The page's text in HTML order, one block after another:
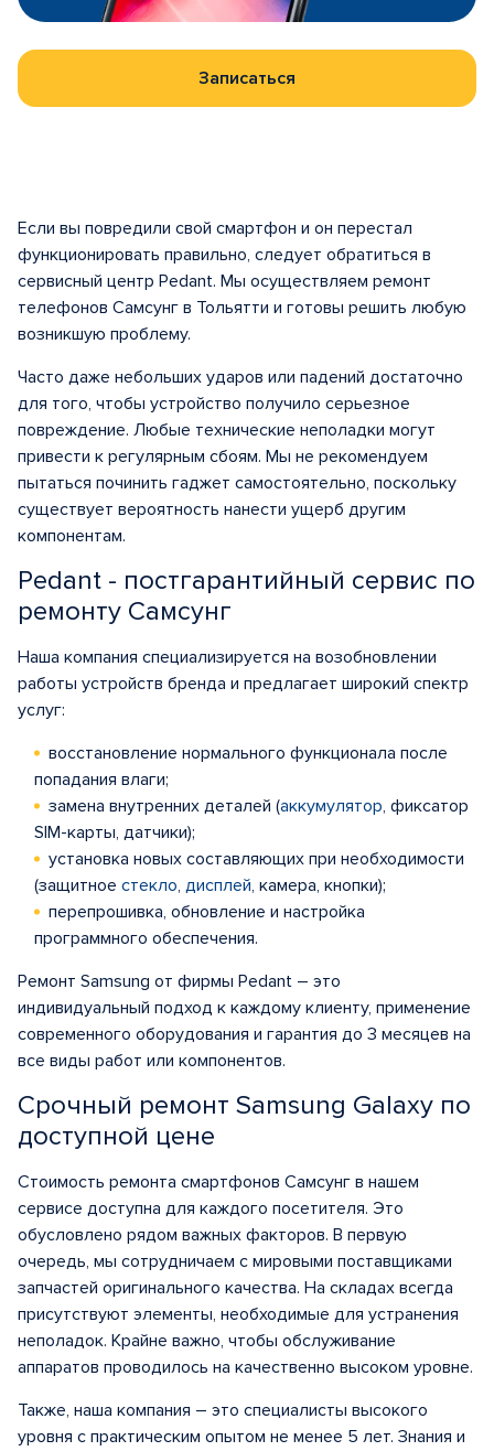
Записаться
Если вы повредили свой смартфон и он перестал
функционировать правильно, следует обратиться в
сервисный центр Pedant. Мы осуществляем ремонт
телефонов Самсунг в Тольятти и готовы решить любую
возникшую проблему.
Часто даже небольших ударов или падений достаточно
для того, чтобы устройство получило серьезное
повреждение. Любые технические неполадки могут
привести к регулярным сбоям. Мы не рекомендуем
пытаться починить гаджет самостоятельно, поскольку
существует вероятность нанести ущерб другим
компонентам.
Pedant - постгарантийный сервис по
ремонту Самсунг
Наша компания специализируется на возобновлении
работы устройств бренда и предлагает широкий спектр
услуг:
восстановление нормального функционала после
попадания влаги;
замена внутренних деталей (аккумулятор, фиксатор
SIM-карты, датчики);
установка новых составляющих при необходимости
(защитное стекло, дисплей, камера, кнопки);
перепрошивка, обновление и настройка
программного обеспечения.
Ремонт Samsung от фирмы Pedant – это
индивидуальный подход к каждому клиенту, применение
современного оборудования и гарантия до 3 месяцев на
все виды работ или компонентов.
Срочный ремонт Samsung Galaxy по
доступной цене
Стоимость ремонта смартфонов Самсунг в нашем
сервисе доступна для каждого посетителя. Это
обусловлено рядом важных факторов. В первую
очередь, мы сотрудничаем с мировыми поставщиками
запчастей оригинального качества. На складах всегда
присутствуют элементы, необходимые для устранения
неполадок. Крайне важно, чтобы обслуживание
аппаратов проводилось на качественно высоком уровне.
Также, наша компания – это специалисты высокого
уровня с практическим опытом не менее 5 лет. Знания и